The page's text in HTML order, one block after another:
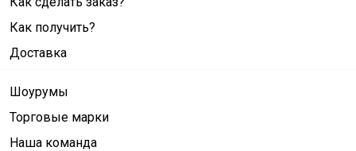
Как получить?
Доставка
Шоурумы
Торговые марки
Наша команда